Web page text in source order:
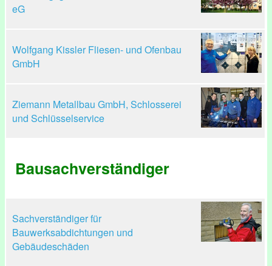
eG
Wolfgang Kissler Fliesen- und Ofenbau
GmbH
Ziemann Metallbau GmbH, Schlosserei
und Schlüsselservice
Bausachverständiger
Sachverständiger für
Bauwerksabdichtungen und
Gebäudeschäden